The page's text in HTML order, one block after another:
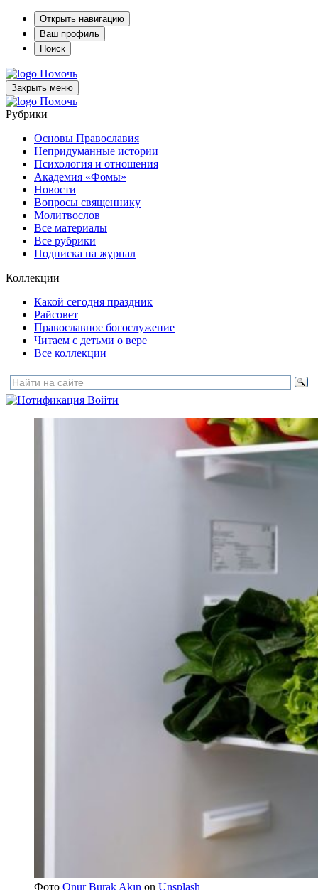
Открыть навигацию
Ваш профиль
Поиск
Помочь
Закрыть меню
Помочь
Рубрики
Основы Православия
Непридуманные истории
Психология и отношения
Академия «Фомы»
Новости
Вопросы священнику
Молитвослов
Все материалы
Все рубрики
Подписка на журнал
Коллекции
Какой сегодня праздник
Райсовет
Православное богослужение
Читаем с детьми о вере
Все коллекции
Войти
Фото Onur Burak Akın on Unsplash